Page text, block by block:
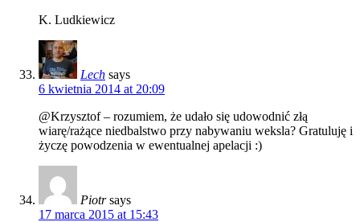
K. Ludkiewicz
Lech says
6 kwietnia 2014 at 20:09
@Krzysztof – rozumiem, że udało się udowodnić złą
wiarę/rażące niedbalstwo przy nabywaniu weksla? Gratuluję i
życzę powodzenia w ewentualnej apelacji :)
Piotr says
17 marca 2015 at 15:43